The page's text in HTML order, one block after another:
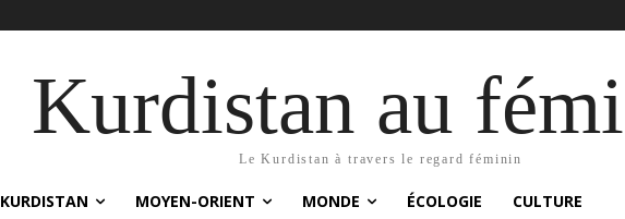
Kurdistan au
Le Kurdistan à travers le regard féminin
KURDISTAN MOYEN-ORIENT MONDE ÉCOLOGIE CULTURE